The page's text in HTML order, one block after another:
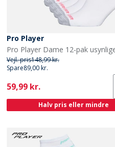
Pro Player
Vejl. pris148,99 kr.
Spare89,00 kr.
Current
59,99 kr.
Halv pris eller mindre